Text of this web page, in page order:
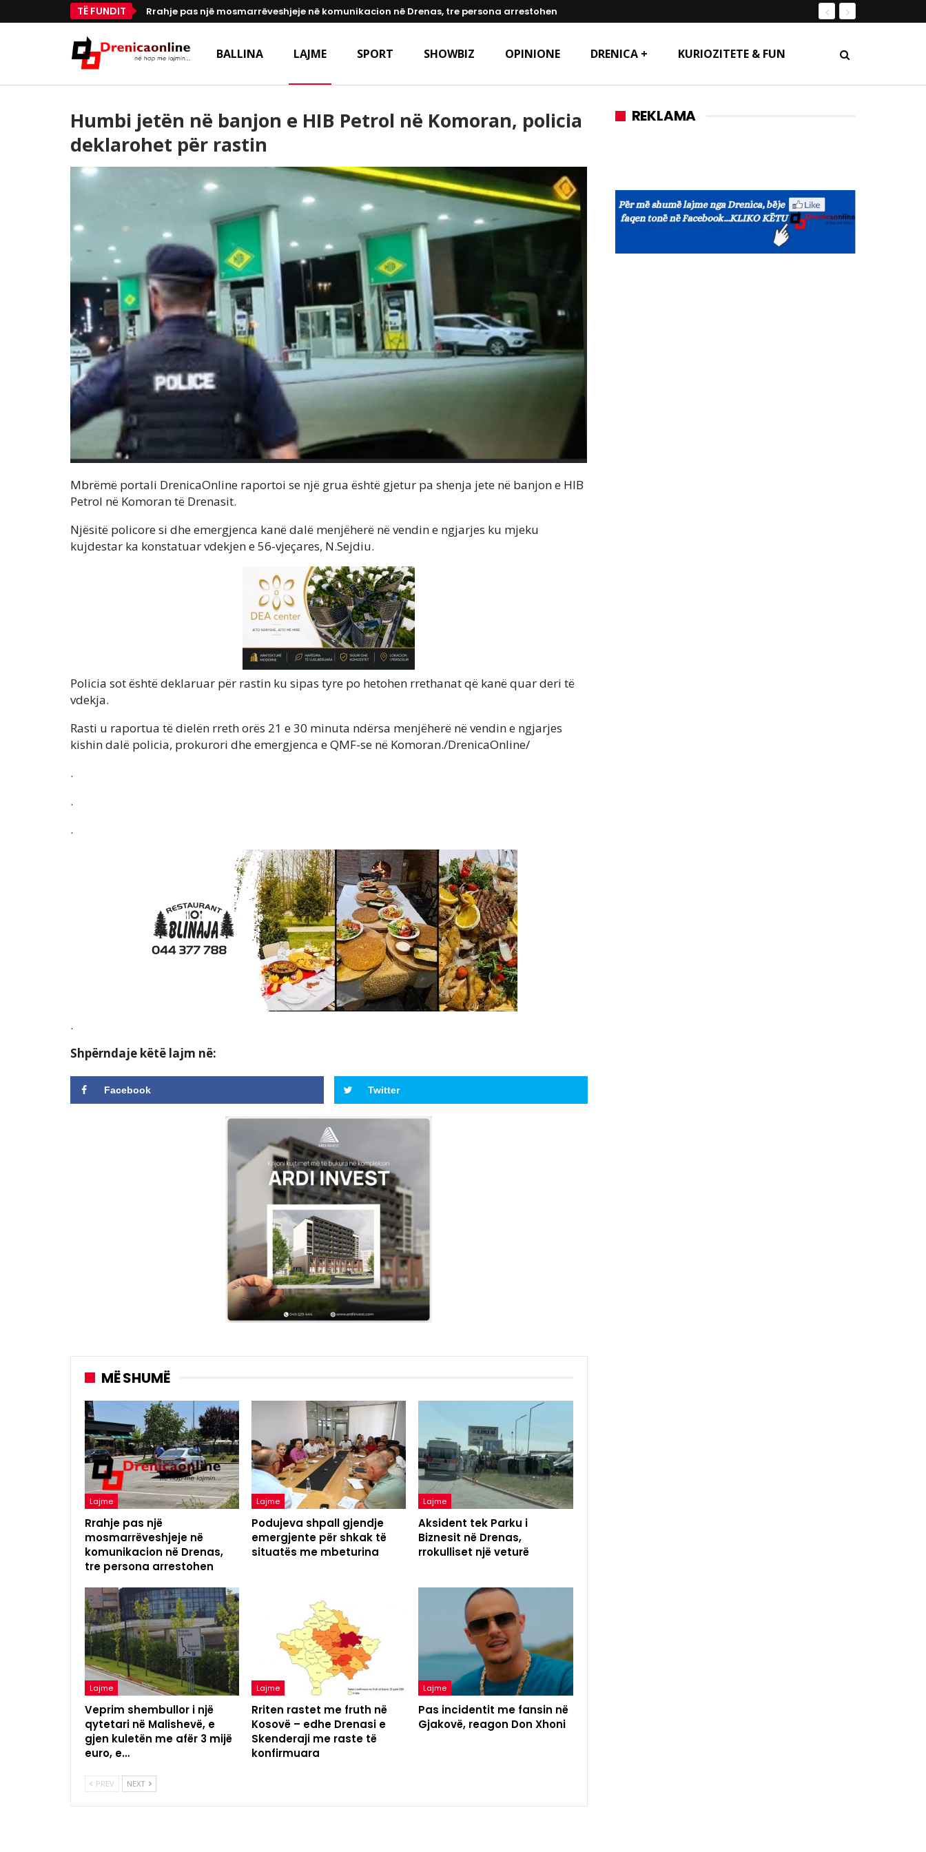
TË FUNDIT Rrahje pas një mosmarrëveshjeje në komunikacion në Drenas, tre persona arrestohen
BALLINA LAJME SPORT SHOWBIZ OPINIONE DRENICA + KURIOZITETE & FUN
Humbi jetën në banjon e HIB Petrol në Komoran, policia
deklarohet për rastin
Mbrëmë portali DrenicaOnline raportoi se një grua është gjetur pa shenja jete në banjon e HIB
Petrol në Komoran të Drenasit.
Njësitë policore si dhe emergjenca kanë dalë menjëherë në vendin e ngjarjes ku mjeku
kujdestar ka konstatuar vdekjen e 56-vjeçares, N.Sejdiu.
Policia sot është deklaruar për rastin ku sipas tyre po hetohen rrethanat që kanë quar deri të
vdekja.
Rasti u raportua të dielën rreth orës 21 e 30 minuta ndërsa menjëherë në vendin e ngjarjes
kishin dalë policia, prokurori dhe emergjenca e QMF-se në Komoran./DrenicaOnline/
.
.
.
.
Shpërndaje këtë lajm në:
Facebook Twitter
MË SHUMË
Lajme
Rrahje pas një
mosmarrëveshjeje në
komunikacion në Drenas,
tre persona arrestohen
Lajme
Podujeva shpall gjendje
emergjente për shkak të
situatës me mbeturina
Lajme
Aksident tek Parku i
Biznesit në Drenas,
rrokulliset një veturë
Lajme
Veprim shembullor i një
qytetari në Malishevë, e
gjen kuletën me afër 3 mijë
euro, e…
Lajme
Rriten rastet me fruth në
Kosovë – edhe Drenasi e
Skenderaji me raste të
konfirmuara
Lajme
Pas incidentit me fansin në
Gjakovë, reagon Don Xhoni
PREV NEXT
REKLAMA